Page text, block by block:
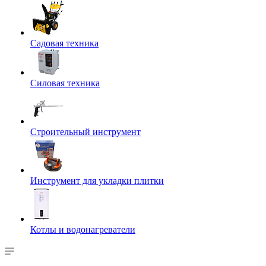
Садовая техника
Силовая техника
Строительный инструмент
Инструмент для укладки плитки
Котлы и водонагреватели